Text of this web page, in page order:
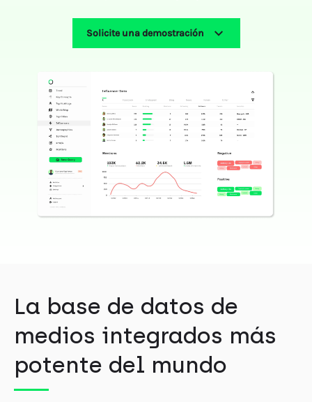
Solicite una demostración
La base de datos de
medios integrados más
potente del mundo